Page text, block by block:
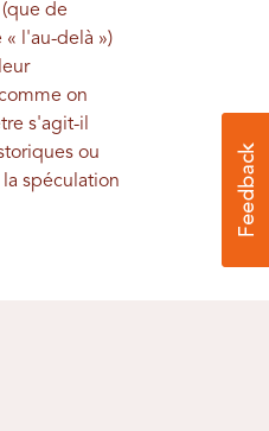
de
l'au-delà »)
on
s'agit-il
ou
spéculation